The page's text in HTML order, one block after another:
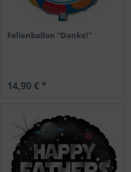
Folienballon "Danke!"
14,90 € *